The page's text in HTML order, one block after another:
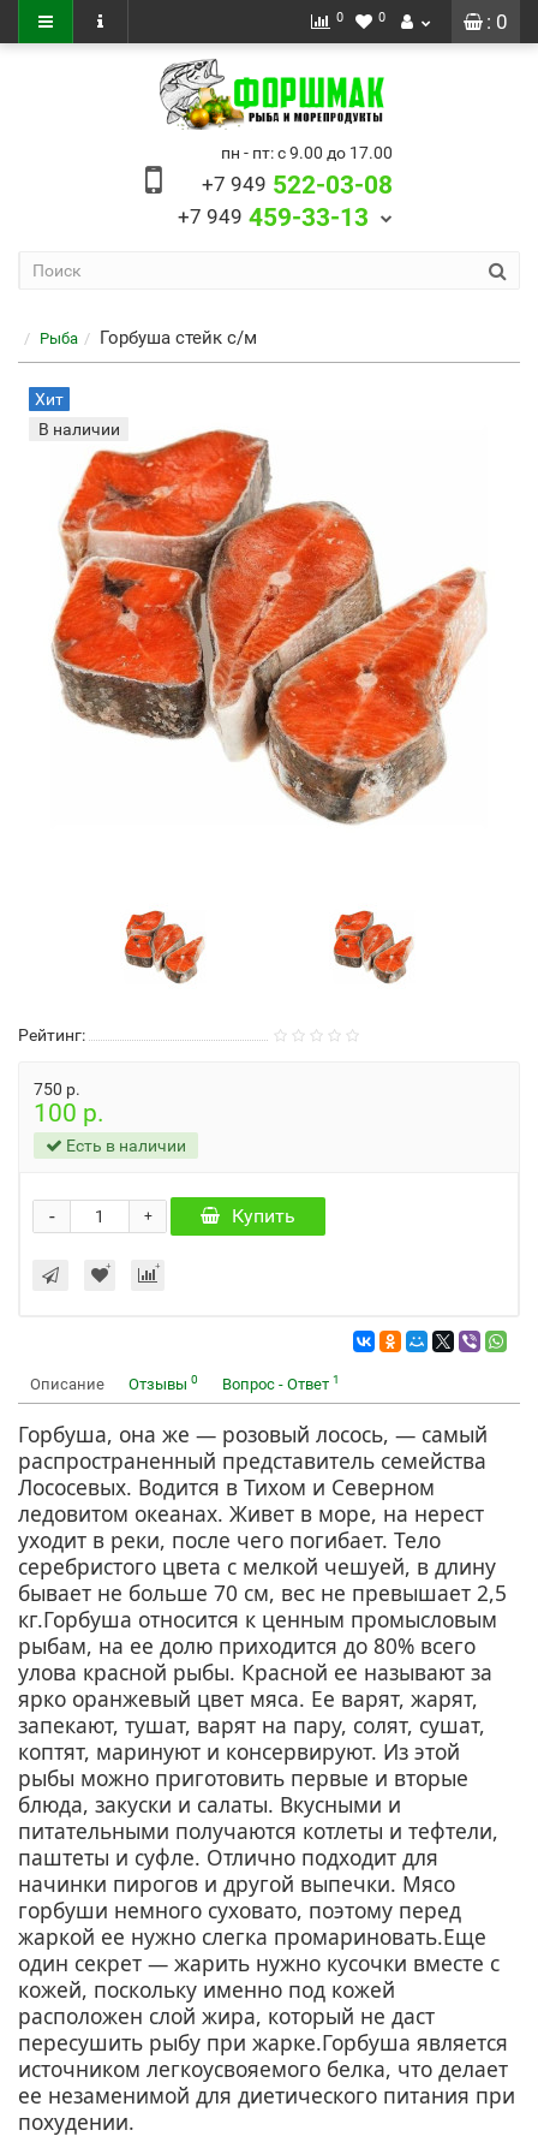
: 0
0 0
пн - пт: с 9.00 до 17.00
+7 949 522-03-08
+7 949 459-33-13
Рыба Горбуша стейк с/м
Хит
В наличии
Рейтинг:
750 р.
100 р.
Есть в наличии
+
- Купить
Описание Отзывы 0 Вопрос - Ответ 1
Горбуша, она же — розовый лосось, — самый
распространенный представитель семейства
Лососевых. Водится в Тихом и Северном
ледовитом океанах. Живет в море, на нерест
уходит в реки, после чего погибает. Тело
серебристого цвета с мелкой чешуей, в длину
бывает не больше 70 см, вес не превышает 2,5
кг.Горбуша относится к ценным промысловым
рыбам, на ее долю приходится до 80% всего
улова красной рыбы. Красной ее называют за
ярко оранжевый цвет мяса. Ее варят, жарят,
запекают, тушат, варят на пару, солят, сушат,
коптят, маринуют и консервируют. Из этой
рыбы можно приготовить первые и вторые
блюда, закуски и салаты. Вкусными и
питательными получаются котлеты и тефтели,
паштеты и суфле. Отлично подходит для
начинки пирогов и другой выпечки. Мясо
горбуши немного суховато, поэтому перед
жаркой ее нужно слегка промариновать.Еще
один секрет — жарить нужно кусочки вместе с
кожей, поскольку именно под кожей
расположен слой жира, который не даст
пересушить рыбу при жарке.Горбуша является
источником легкоусвояемого белка, что делает
ее незаменимой для диетического питания при
похудении.